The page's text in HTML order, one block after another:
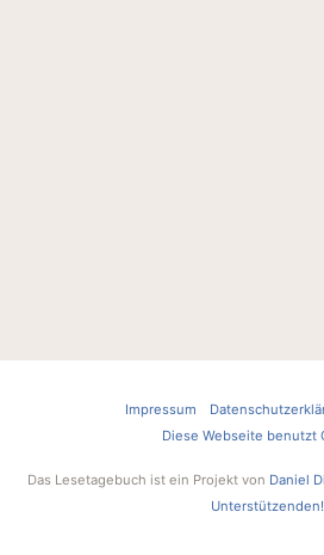
Impressum
Diese Webseite benutzt
Das Lesetagebuch ist ein Projekt von Daniel
Unterstützenden!